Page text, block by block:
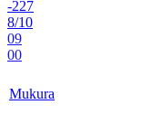
-227
8/10
09
00
Mukura